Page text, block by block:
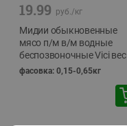
19.99 руб./кг
Мидии обыкновенные
мясо п/м в/м водные
беспозвоночные Vici вес
фасовка: 0,15-0,65кг